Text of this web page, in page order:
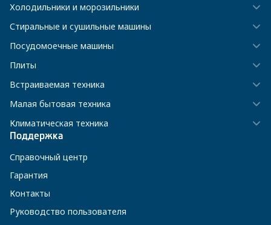
Холодильники и морозильники
Стиральные и сушильные машины
Посудомоечные машины
Плиты
Встраиваемая техника
Малая бытовая техника
Климатическая техника
Поддержка
Справочный центр
Гарантия
Контакты
Руководство пользователя